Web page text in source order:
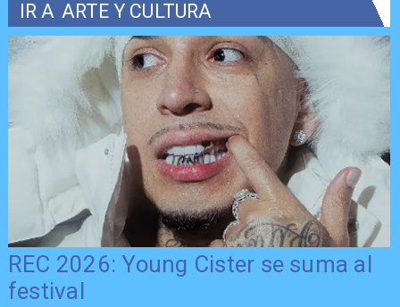
IR A ARTE Y CULTURA
REC 2026: Young Cister se suma al
festival